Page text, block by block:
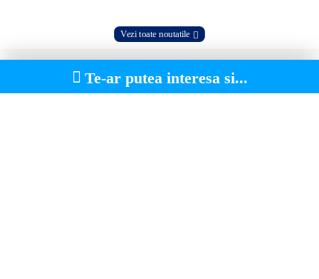
Vezi toate noutatile
Te-ar putea interesa si...